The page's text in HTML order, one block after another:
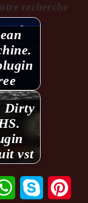
recherche
Dirty
vst
WhatsAppSkype